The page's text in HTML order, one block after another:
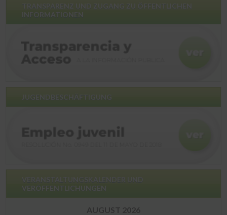
INFORMATIONEN
JUGENDBESCHÄFTIGUNG
VERÖFFENTLICHUNGEN
AUGUST 2026